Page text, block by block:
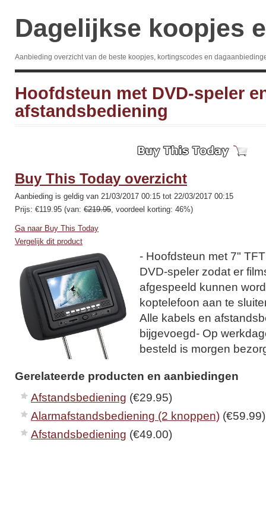
Dagelijkse koopjes
Aanbieding overzicht van de beste koopjes, kortingscodes en
Hoofdsteun met DVD-speler
afstandsbediening
Buy This Today overzicht
Aanbieding is geldig van 21/03/2017 00:15 tot 22/03/2017 00:15
Prijs: €119.95 (van: €219.95, voordeel korting: 46%)
Ga naar Buy This Today
Vergelijk dit product
- Hoofdsteun met 7"
DVD-speler zodat er
afgespeeld kunnen
koptelefoon aan te
Alle kabels en
bijgevoegd- Op
besteld is morgen
Gerelateerde producten en aanbiedingen
Afstandsbediening (€29.95)
Alarmafstandsbediening (2 knoppen) (€59.99)
Afstandsbediening (€49.00)